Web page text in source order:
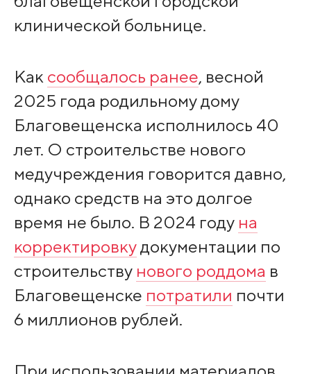
клинической больнице.
Как сообщалось ранее, весной
2025 года родильному дому
Благовещенска исполнилось 40
лет. О строительстве нового
медучреждения говорится давно,
однако средств на это долгое
время не было. В 2024 году на
корректировкудокументации по
строительству нового роддома в
Благовещенске потратили почти
6 миллионов рублей.